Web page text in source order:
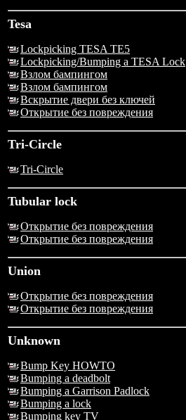
Tesa
Lockpicking TESA TE5
Lockpicking/Bumping a TESA Lock
Взлом бампингом
Взлом бампингом
Вскрытие двери без ключей
Открытие без повреждения
Tri-Circle
Tri-Circle
Tubular lock
Открытие без повреждения
Открытие без повреждения
Union
Открытие без повреждения
Открытие без повреждения
Unknown
Bump Key HOWTO
Bumping a deadbolt
Bumping a Garrison Padlock
Bumping a lock
Bumping key TV